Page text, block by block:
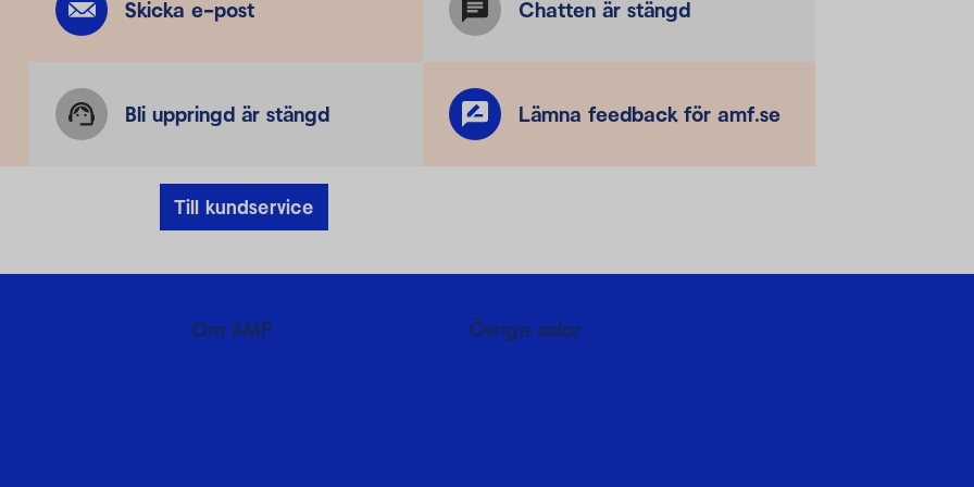
Skicka e-post Chatten är stängd
Bli uppringd är stängd Lämna feedback för amf.se
Till kundservice
Om AMF Övriga sidor